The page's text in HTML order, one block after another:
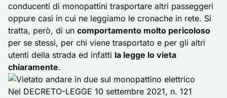
conducenti di monopattini trasportare altri passeggeri
oppure casi in cui ne leggiamo le cronache in rete. Si
tratta, però, di un comportamento molto pericoloso
per se stessi, per chi viene trasportato e per gli altri
utenti della strada ed infatti la legge lo vieta
chiaramente.
Nel DECRETO-LEGGE 10 settembre 2021, n. 121